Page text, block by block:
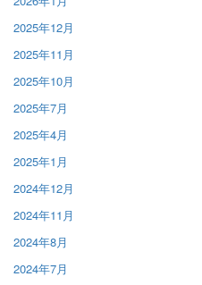
2025年12月
2025年11月
2025年10月
2025年7月
2025年4月
2025年1月
2024年12月
2024年11月
2024年8月
2024年7月